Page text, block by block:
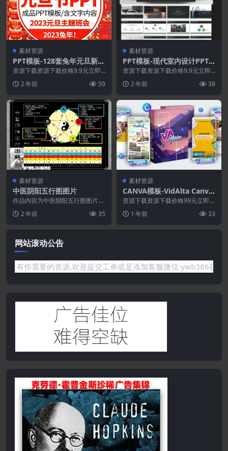
素材资源
PPT模板-128套兔年元旦新春
班会PPT模板
资源下载资源下载价格9.9元立即
2 年前 59
素材资源
PPT模板-现代室内设计PPT
模板
资源下载资源下载价格9.9元立即
2 年前 38
素材资源
中医阴阳五行图图片
作品内容为中医阴阳五行图图片，
格式为 png， 大小1 MB， 图片尺
寸为11...
2 年前 35
素材资源
CANVA模板-VidAlta Canva
白金版
资源下载资源下载价格99元立即购
买特别提醒:本网站不保证所有资
源永久更新资源!一...
1 年前 33
网站滚动公告
要的资源,欢迎提交工单或是添加客服微信:ywb386获取帮助！